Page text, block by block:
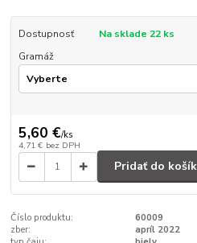
Dostupnosť
Na sklade 22 ks
Gramáž
5,60 €/ks
4,71 € bez DPH
Pridať do
Číslo produktu:
60009
zber:
apríl 2022